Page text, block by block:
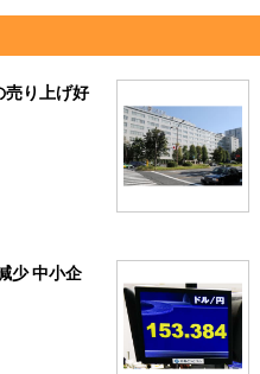
売り上げ好
少 中小企